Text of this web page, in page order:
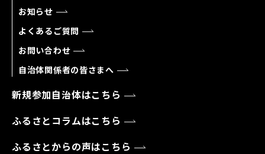
お知らせ
よくあるご質問
お問い合わせ
自治体関係者の皆さまへ
新規参加自治体はこちら
ふるさとコラムはこちら
ふるさとからの声はこちら